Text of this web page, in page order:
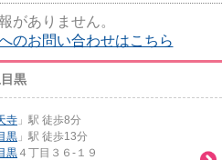
がありません。
のお問い合わせはこちら
黒
寺 」駅 徒歩8分
黒 」駅 徒歩13分
黒 ４丁目３６-１９